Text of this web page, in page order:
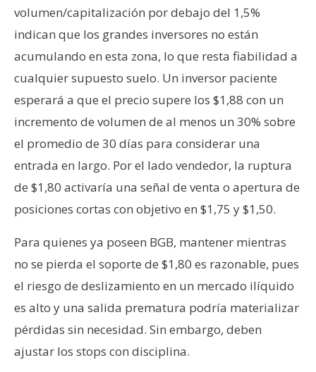
volumen/capitalización por debajo del 1,5%
indican que los grandes inversores no están
acumulando en esta zona, lo que resta fiabilidad a
cualquier supuesto suelo. Un inversor paciente
esperará a que el precio supere los $1,88 con un
incremento de volumen de al menos un 30% sobre
el promedio de 30 días para considerar una
entrada en largo. Por el lado vendedor, la ruptura
de $1,80 activaría una señal de venta o apertura de
posiciones cortas con objetivo en $1,75 y $1,50.
Para quienes ya poseen BGB, mantener mientras
no se pierda el soporte de $1,80 es razonable, pues
el riesgo de deslizamiento en un mercado ilíquido
es alto y una salida prematura podría materializar
pérdidas sin necesidad. Sin embargo, deben
ajustar los stops con disciplina.